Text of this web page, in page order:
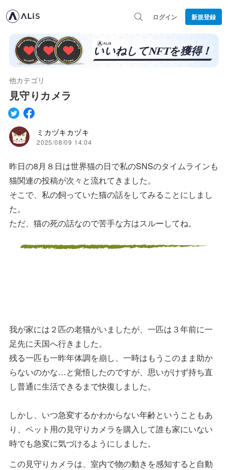
ログイン 新規登録
他カテゴリ
見守りカメラ
ミカヅキカヅキ
2025/08/09 14:04
昨日の8月８日は世界猫の日で私のSNSのタイムラインも
猫関連の投稿が次々と流れてきました。
そこで、私の飼っていた猫の話をしてみることにしまし
た。
ただ、猫の死の話なので苦手な方はスルーしてね。
我が家には２匹の老猫がいましたが、一匹は３年前に一
足先に天国へ行きました。
残る一匹も一昨年体調を崩し、一時はもうこのまま助か
らないのかな…と覚悟したのですが、思いがけず持ち直
し普通に生活できるまで快復しました。
しかし、いつ急変するかわからない年齢ということもあ
り、ペット用の見守りカメラを購入して誰も家にいない
時でも急変に気づけるようにしました。
この見守りカメラは、室内で物の動きを感知すると自動